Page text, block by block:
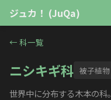
ジュカ！ (JuQa)
← 科一覧
ニシキギ科 被子植物
世界中に分布する木本の